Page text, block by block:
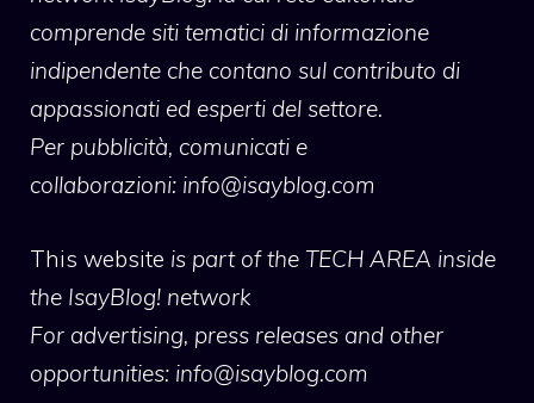
comprende siti tematici di informazione
indipendente che contano sul contributo di
appassionati ed esperti del settore.
Per pubblicità, comunicati e
collaborazioni: info@isayblog.com
This website is part of the TECH AREA inside
the IsayBlog! network
For advertising, press releases and other
opportunities: info@isayblog.com